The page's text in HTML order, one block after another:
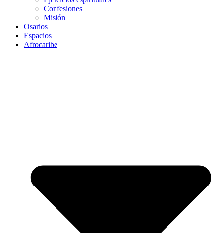
Confesiones
Misión
Osarios
Espacios
Afrocaribe